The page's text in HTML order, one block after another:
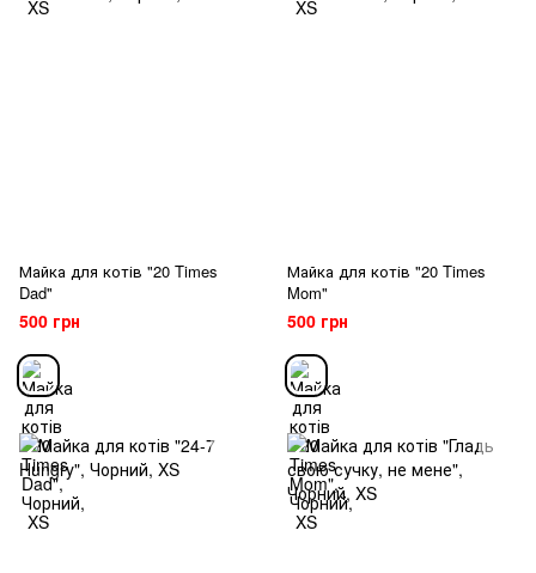
Майка для котів "20 Times
Dad"
500 грн
Майка для котів "20 Times
Mom"
500 грн